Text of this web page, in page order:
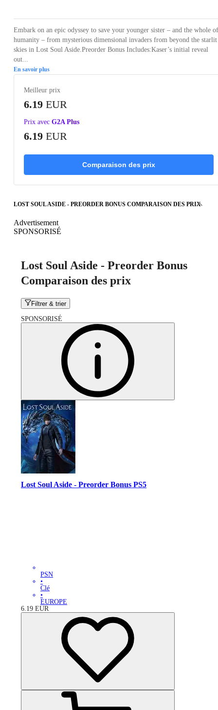
Embark on an epic odyssey to save your younger sister – and the whole of
humanity – from mysterious dimensional invaders from beyond the starlit
skies in Lost Soul Aside.Preorder Bonus Includes:Kaser’s initial reveal
out...
En savoir plus
Meilleur prix
6.19 EUR
Prix avec G2A Plus
6.19 EUR
Comparaison des prix
LOST SOUL ASIDE - PREORDER BONUS COMPARAISON DES PRIX
Advertisement
SPONSORISÉ
Lost Soul Aside - Preorder Bonus
Comparaison des prix
Filtrer & trier
SPONSORISÉ
Lost Soul Aside - Preorder Bonus PS5
PSN
•
Clé
•
EUROPE
6.19 EUR